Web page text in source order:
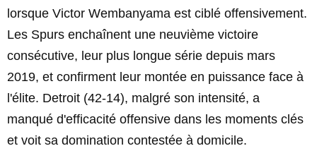
lorsque Victor Wembanyama est ciblé offensivement.
Les Spurs enchaînent une neuvième victoire
consécutive, leur plus longue série depuis mars
2019, et confirment leur montée en puissance face à
l'élite. Detroit (42-14), malgré son intensité, a
manqué d'efficacité offensive dans les moments clés
et voit sa domination contestée à domicile.